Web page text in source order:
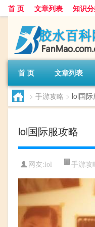
首 页 文章列表 知识
首 页 文章列表
> 手游攻略 > lol国
lol国际服攻略
网友: lol 手游攻